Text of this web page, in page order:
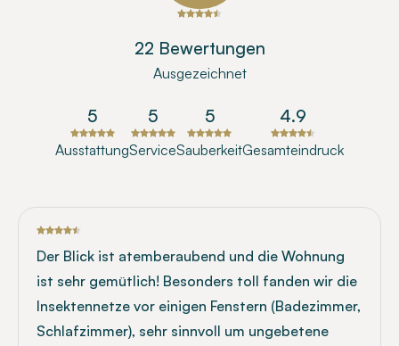
Ausgezeichnet
22 Bewertungen
Ausstattung
5
Service
5
Sauberkeit
5
Gesamteindruck
4.9
Der Blick ist atemberaubend und die Wohnung
ist sehr gemütlich! Besonders toll fanden wir die
Insektennetze vor einigen Fenstern (Badezimmer,
Schlafzimmer), sehr sinnvoll um ungebetene